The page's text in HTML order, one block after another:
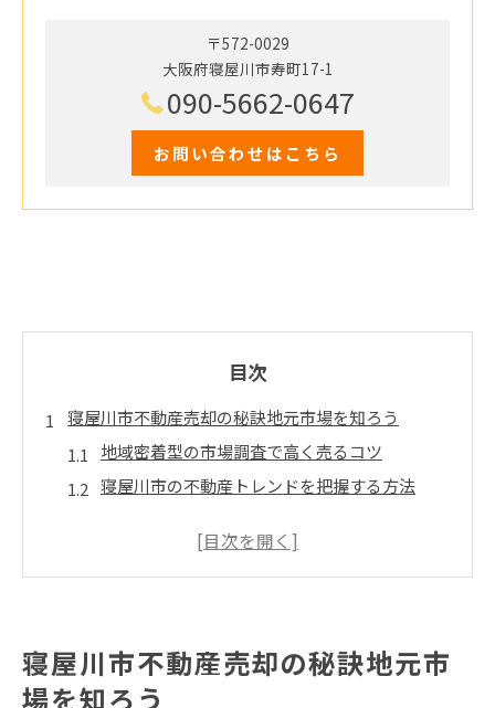
〒572-0029
大阪府寝屋川市寿町17-1
090-5662-0647
お問い合わせはこちら
目次
寝屋川市不動産売却の秘訣地元市場を知ろう
地域密着型の市場調査で高く売るコツ
寝屋川市の不動産トレンドを把握する方法
買い手のニーズを理解し市場を攻略
高値で売るためのステップ寝屋川市の物件戦略
準備段階での価値最大化テクニック
寝屋川市不動産売却の秘訣地元市
場を知ろう